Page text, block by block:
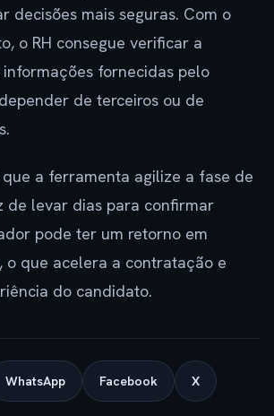
decisões mais seguras. Com o
o RH consegue verificar a
fornecidas pelo
de terceiros ou de
a ferramenta agilize a fase de
de levar dias para confirmar
pode ter um retorno em
o que acelera a contratação e
do candidato.
WhatsApp Facebook X